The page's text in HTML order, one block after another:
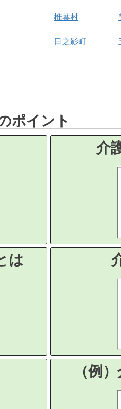
椎葉村
日之影町
ポイント
介
は
（例